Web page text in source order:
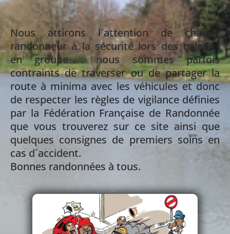
Nous attirons l´attention de chaque
randonneur à la sécurité lors des balades
en groupe : nous sommes parfois
contraints de traverser ou de partager la
route à minima avec les véhicules et donc
de respecter les règles de vigilance définies
par la Fédération Française de Randonnée
que vous trouverez sur ce site ainsi que
quelques consignes de premiers soins en
cas d´accident.
Bonnes randonnées à tous.